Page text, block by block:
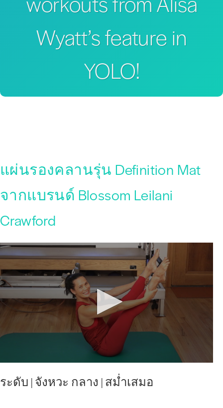
Wyatt’s feature in
YOLO!
แผ่นรองคลานรุ่น Definition Mat
จากแบรนด์ Blossom Leilani
Crawford
ระดับ |จังหวะ กลาง | สม่ำเสมอ